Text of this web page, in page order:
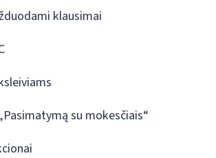
klausimai
su mokesčiais“